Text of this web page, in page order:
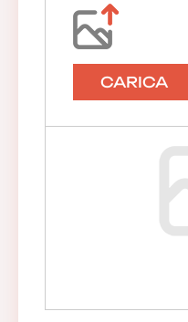
CARICA